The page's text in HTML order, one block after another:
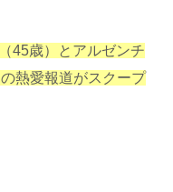
45歳）とアルゼンチ
熱愛報道がスクープ